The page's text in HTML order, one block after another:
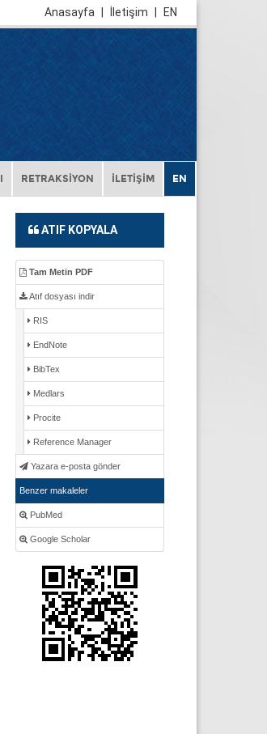
EN
İletişim
Anasayfa
RETRAKSİYON İLETİŞİM EN
ATIF KOPYALA
Tam Metin PDF
Atıf dosyası indir
RIS
EndNote
BibTex
Medlars
Procite
Reference Manager
Yazara e-posta gönder
Benzer makaleler
PubMed
Google Scholar